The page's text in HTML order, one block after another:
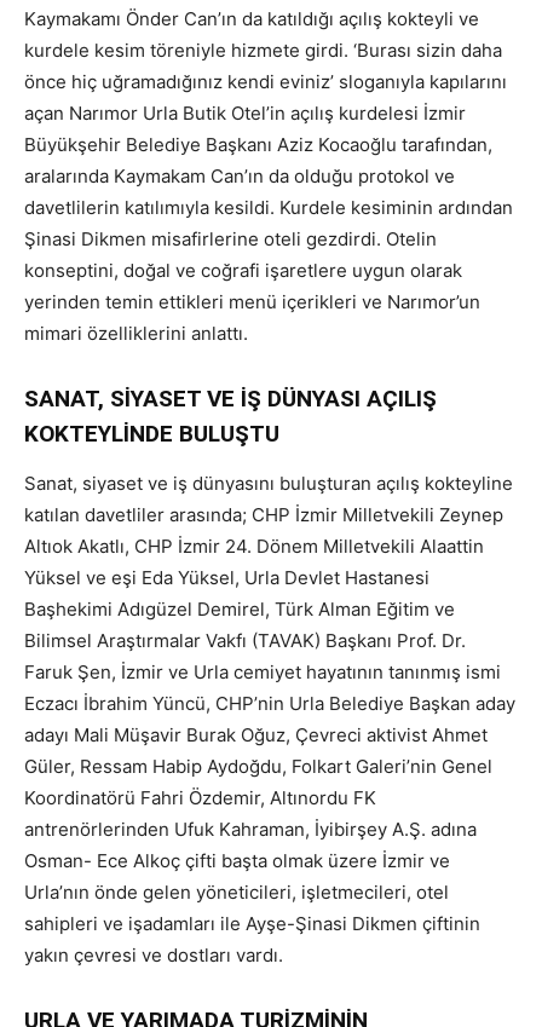
Kaymakamı Önder Can’ın da katıldığı açılış kokteyli ve
kurdele kesim töreniyle hizmete girdi. ‘Burası sizin daha
önce hiç uğramadığınız kendi eviniz’ sloganıyla kapılarını
açan Narımor Urla Butik Otel’in açılış kurdelesi İzmir
Büyükşehir Belediye Başkanı Aziz Kocaoğlu tarafından,
aralarında Kaymakam Can’ın da olduğu protokol ve
davetlilerin katılımıyla kesildi. Kurdele kesiminin ardından
Şinasi Dikmen misafirlerine oteli gezdirdi. Otelin
konseptini, doğal ve coğrafi işaretlere uygun olarak
yerinden temin ettikleri menü içerikleri ve Narımor’un
mimari özelliklerini anlattı.
SANAT, SİYASET VE İŞ DÜNYASI AÇILIŞ
KOKTEYLİNDE BULUŞTU
Sanat, siyaset ve iş dünyasını buluşturan açılış kokteyline
katılan davetliler arasında; CHP İzmir Milletvekili Zeynep
Altıok Akatlı, CHP İzmir 24. Dönem Milletvekili Alaattin
Yüksel ve eşi Eda Yüksel, Urla Devlet Hastanesi
Başhekimi Adıgüzel Demirel, Türk Alman Eğitim ve
Bilimsel Araştırmalar Vakfı (TAVAK) Başkanı Prof. Dr.
Faruk Şen, İzmir ve Urla cemiyet hayatının tanınmış ismi
Eczacı İbrahim Yüncü, CHP’nin Urla Belediye Başkan aday
adayı Mali Müşavir Burak Oğuz, Çevreci aktivist Ahmet
Güler, Ressam Habip Aydoğdu, Folkart Galeri’nin Genel
Koordinatörü Fahri Özdemir, Altınordu FK
antrenörlerinden Ufuk Kahraman, İyibirşey A.Ş. adına
Osman- Ece Alkoç çifti başta olmak üzere İzmir ve
Urla’nın önde gelen yöneticileri, işletmecileri, otel
sahipleri ve işadamları ile Ayşe-Şinasi Dikmen çiftinin
yakın çevresi ve dostları vardı.
URLA VE YARIMADA TURİZMİNİN